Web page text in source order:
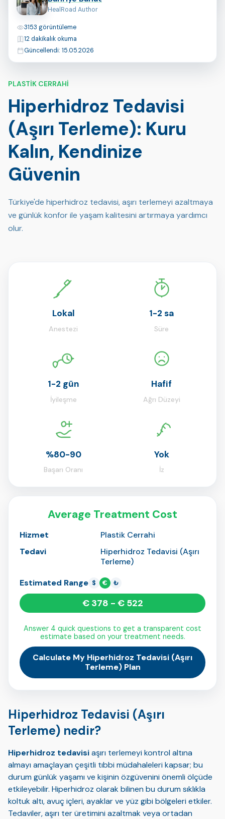
PLASTIK CERRAHI
Hiperhidroz Tedavisi
(Aşırı Terleme): Kuru
Kalın, Kendinize
Güvenin
Türkiye'de hiperhidroz tedavisi, aşırı terlemeyi azaltmaya
ve günlük konfor ile yaşam kalitesini artırmaya yardımcı
olur.
HealRoad Author
Görüntülemeler
3153 görüntüleme
Okuma Süresi
12 dakikalık okuma
Son Güncelleme
Güncellendi: 15.05.2026
Lokal
Anestezi
1-2 sa
Süre
1-2 gün
İyileşme
Hafif
Ağrı Düzeyi
%80-90
Başarı Oranı
Yok
İz
Average Treatment Cost
Hizmet
Plastik Cerrahi
Tedavi
Hiperhidroz Tedavisi (Aşırı
Terleme)
Estimated Range $ € ₺
€ 378 - € 522
Answer 4 quick questions to get a transparent cost
estimate based on your treatment needs.
Calculate My Hiperhidroz Tedavisi (Aşırı
Terleme) Plan
Hiperhidroz Tedavisi (Aşırı
Terleme) nedir?
Hiperhidroz tedavisiaşırı terlemeyi kontrol altına
almayı amaçlayan çeşitli tıbbi müdahaleleri kapsar; bu
durum günlük yaşamı ve kişinin özgüvenini önemli ölçüde
etkileyebilir. Hiperhidroz olarak bilinen bu durum sıklıkla
koltuk altı, avuç içleri, ayaklar ve yüz gibi bölgeleri etkiler.
Tedaviler, aşırı ter üretimini azaltmak veya ortadan